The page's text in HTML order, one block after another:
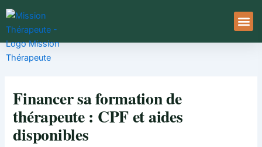
Aller
au
contenu
Financer sa formation de
thérapeute : CPF et aides
disponibles